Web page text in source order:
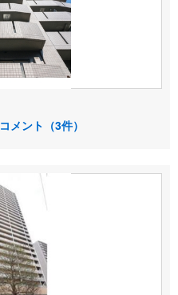
コメント（3件）